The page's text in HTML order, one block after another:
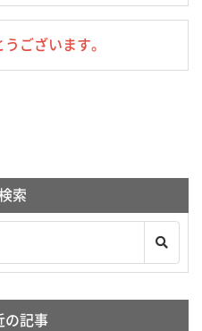
ございます。
索
の記事